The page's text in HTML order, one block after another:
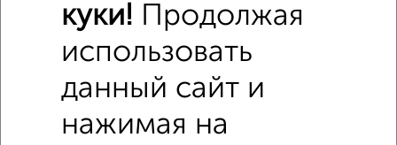
Похожие предложения рядом
2‑комнатные квартиры недалеко от
куки! Продолжая
использовать
данный сайт и
нажимая на